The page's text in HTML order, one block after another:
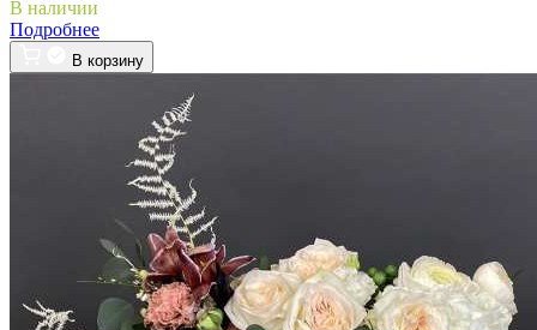
В наличии
Подробнее
В корзину